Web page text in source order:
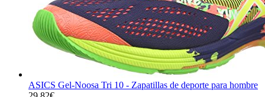
ASICS Gel-Noosa Tri 10 - Zapatillas de deporte para hombre